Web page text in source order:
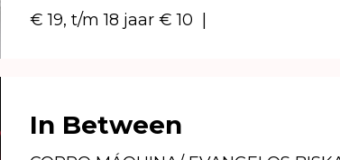
€ 19, t/m 18 jaar € 10
In Between